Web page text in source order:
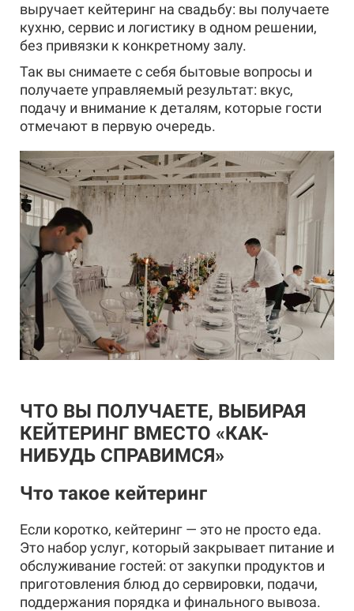
выручает кейтеринг на свадьбу: вы получаете
кухню, сервис и логистику в одном решении,
без привязки к конкретному залу.
Так вы снимаете с себя бытовые вопросы и
получаете управляемый результат: вкус,
подачу и внимание к деталям, которые гости
отмечают в первую очередь.
ЧТО ВЫ ПОЛУЧАЕТЕ, ВЫБИРАЯ
КЕЙТЕРИНГ ВМЕСТО «КАК-
НИБУДЬ СПРАВИМСЯ»
Что такое кейтеринг
Если коротко, кейтеринг — это не просто еда.
Это набор услуг, который закрывает питание и
обслуживание гостей: от закупки продуктов и
приготовления блюд до сервировки, подачи,
поддержания порядка и финального вывоза.